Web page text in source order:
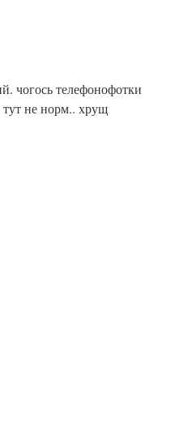
чогось телефонофотки
тут не норм.. хрущ